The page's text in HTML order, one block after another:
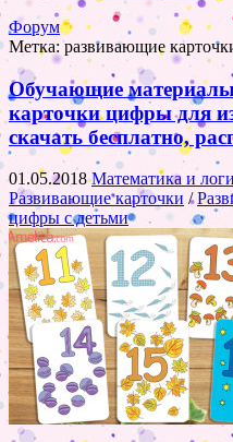
Форум
Метка:развивающие
Обучающие материалы
карточки цифры для
скачать бесплатно,
01.05.2018Математика и
Развивающие карточки /
цифры с детьми